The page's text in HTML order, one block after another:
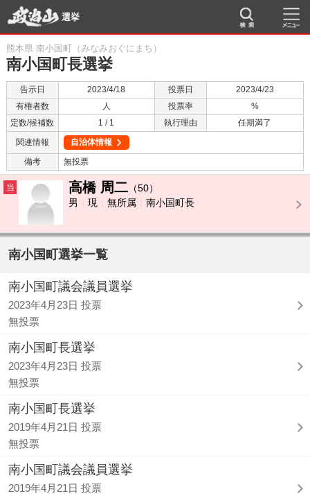
選挙
熊本県 南小国町（みなみおぐにまち）
南小国町長選挙
告示日 2023/4/18 投票日
2023/4/23
有権者数
人 投票率
%
定数/候補数
1 / 1 執行理由
任期満了
関連情報
自治体情報
備考
無投票
当 高橋 周二 （50）
男
現 無所属 南小国町長
南小国町選挙一覧
南小国町議会議員選挙
2023年4月23日 投票
無投票
南小国町長選挙
2023年4月23日 投票
無投票
南小国町長選挙
2019年4月21日 投票
無投票
南小国町議会議員選挙
2019年4月21日 投票